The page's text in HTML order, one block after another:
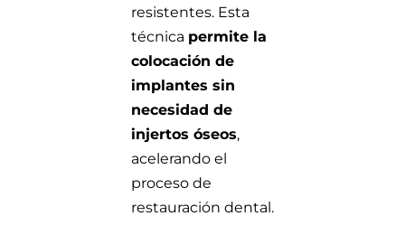
resistentes. Esta
técnica permite la
colocación de
implantes sin
necesidad de
injertos óseos,
acelerando el
proceso de
restauración dental.